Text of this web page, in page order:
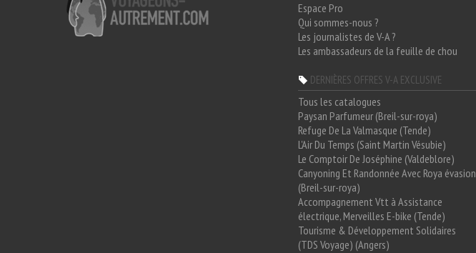
Espace Pro
Qui sommes-nous ?
Les journalistes de V-A ?
Les ambassadeurs de la feuille de chou
DERNIÈRES OFFRES V-A EXCLUSIVE
Tous les catalogues
Paysan Parfumeur (Breil-sur-roya)
Refuge De La Valmasque (Tende)
L'Air Du Temps (Saint Martin Vésubie)
Le Comptoir De Joséphine (Valdeblore)
Canyoning Et Randonnée Avec Roya évasion
(Breil-sur-roya)
Accompagnement Vtt à Assistance
électrique, Merveilles E-bike (Tende)
Tourisme & Développement Solidaires
(TDS Voyage) (Angers)